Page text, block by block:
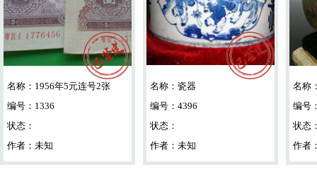
名称： 1956年5元连号2张
编号：1336
状态：
作者：未知
名称： 瓷器
编号：4396
状态：
作者：未知
名称
编号
状态
作者